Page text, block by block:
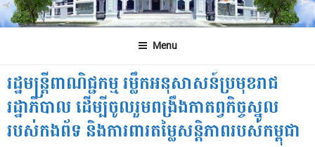
Menu
រដ្ឋមន្ត្រីពាណិជ្ជកម្ម រម្លឹកអនុសាសន៍ប្រមុខរាជ
រដ្ឋាភិបាល ដើម្បីចូលរួមពង្រឹងកាតព្វកិច្ចស្នូល
របស់កងព័ទ និងការពារតម្លៃសន្តិភាពរបស់កម្ពុជា